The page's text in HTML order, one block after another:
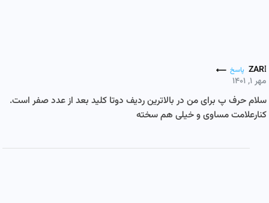
ZARI پاسخ
مهر ۱, ۱۴۰۱
سلام حرف پ برای من در بالاترین ردیف دوتا کلید بعد از عدد صفر است.
کنارعلامت مساوی و خیلی هم سخته